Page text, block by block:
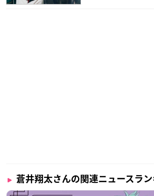
蒼井翔太さんの関連ニュースラ